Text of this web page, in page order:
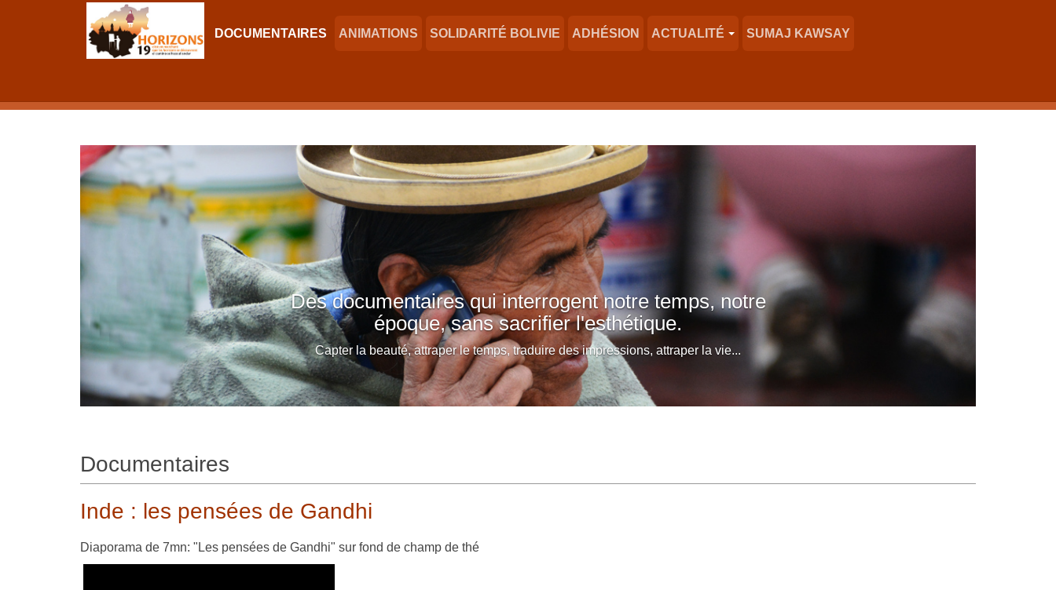
DOCUMENTAIRES ANIMATIONS SOLIDARITÉ BOLIVIE ADHÉSION ACTUALITÉ SUMAJ KAWSAY
Des documentaires qui interrogent notre temps, notre
époque, sans sacrifier l'esthétique.
Capter la beauté, attraper le temps, traduire des impressions, attraper la vie...
Documentaires
Inde : les pensées de Gandhi
Diaporama de 7mn: "Les pensées de Gandhi" sur fond de champ de thé